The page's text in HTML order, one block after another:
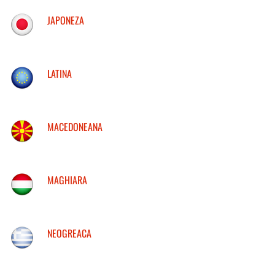
JAPONEZA
LATINA
MACEDONEANA
MAGHIARA
NEOGREACA